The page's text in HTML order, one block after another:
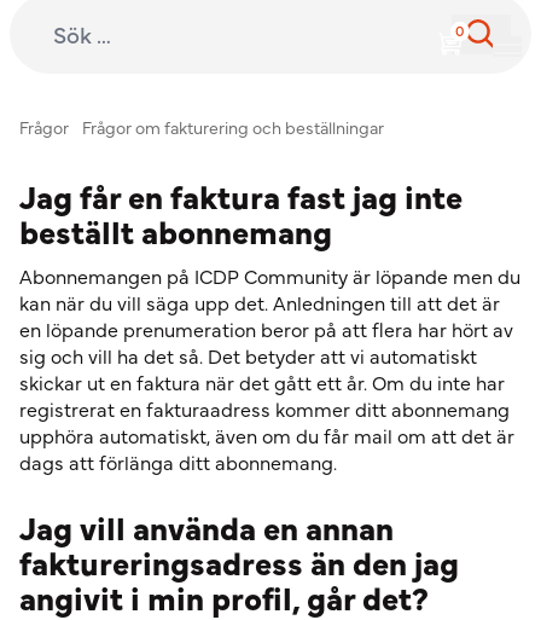
International Child Development Programme
Frågor Frågor om fakturering och beställningar
Jag får en faktura fast jag inte
beställt abonnemang
Abonnemangen på ICDP Community är löpande men du
kan när du vill säga upp det. Anledningen till att det är
en löpande prenumeration beror på att flera har hört av
sig och vill ha det så. Det betyder att vi automatiskt
skickar ut en faktura när det gått ett år. Om du inte har
registrerat en fakturaadress kommer ditt abonnemang
upphöra automatiskt, även om du får mail om att det är
dags att förlänga ditt abonnemang.
Jag vill använda en annan
faktureringsadress än den jag
angivit i min profil, går det?